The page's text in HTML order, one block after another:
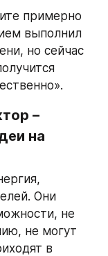
примерно
выполнил
но сейчас
–
на
Они
не
не могут
в